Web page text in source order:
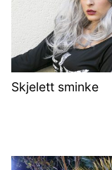
Skjelett sminke